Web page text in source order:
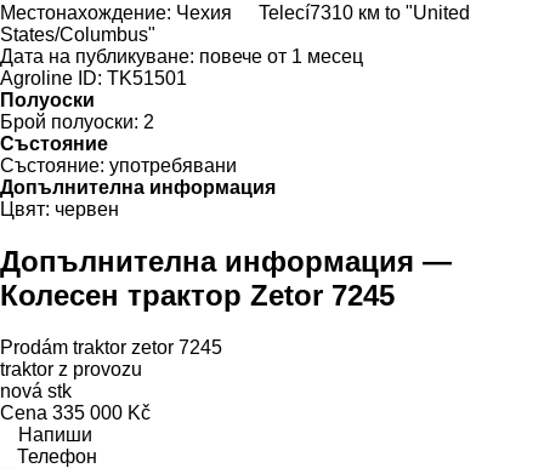
Местонахождение: Чехия Telecí7310 км to "United
States/Columbus"
Дата на публикуване: повече от 1 месец
Agroline ID: TK51501
Полуоски
Брой полуоски: 2
Състояние
Състояние: употребявани
Допълнителна информация
Цвят: червен
Допълнителна информация —
Колесен трактор Zetor 7245
Prodám traktor zetor 7245
traktor z provozu
nová stk
Cena 335 000 Kč
Напиши
Телефон